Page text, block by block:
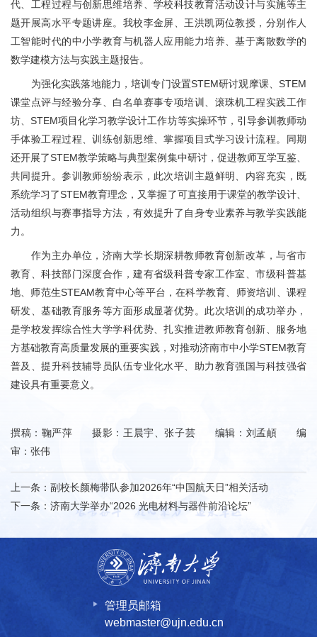
代、工程过程与创新思维培养、学校科技教育活动设计与实施等主
题开展高水平专题讲座。我校李金屏、王洪凯两位教授，分别作人
工智能时代的中小学教育与机器人应用能力培养、基于离散数学的
数学建模方法与实践主题报告。
为强化实践落地能力，培训专门设置STEM研讨观摩课、STEM
课堂点评与经验分享、白名单赛事专项培训、滚珠机工程实践工作
坊、STEM项目化学习教学设计工作坊等实操环节，引导参训教师动
手体验工程过程、训练创新思维、掌握项目式学习设计流程。同期
还开展了STEM教学策略与典型案例集中研讨，促进教师互学互鉴、
共同提升。参训教师纷纷表示，此次培训主题鲜明、内容充实，既
系统学习了STEM教育理念，又掌握了可直接用于课堂的教学设计、
活动组织与赛事指导方法，有效提升了自身专业素养与教学实践能
力。
作为主办单位，济南大学长期深耕教师教育创新改革，与省市
教育、科技部门深度合作，建有省级科普专家工作室、市级科普基
地、师范生STEAM教育中心等平台，在科学教育、师资培训、课程
研发、基础教育服务等方面形成显著优势。此次培训的成功举办，
是学校发挥综合性大学学科优势、扎实推进教师教育创新、服务地
方基础教育高质量发展的重要实践，对推动济南市中小学STEM教育
普及、提升科技辅导员队伍专业化水平、助力教育强国与科技强省
建设具有重要意义。
撰稿：鞠严萍 摄影：王晨宇、张子芸 编辑：刘孟頔 编
审：张伟
上一条： 副校长颜梅带队参加2026年“中国航天日”相关活动
下一条： 济南大学举办“2026 光电材料与器件前沿论坛”
管理员邮箱
webmaster@ujn.edu.cn